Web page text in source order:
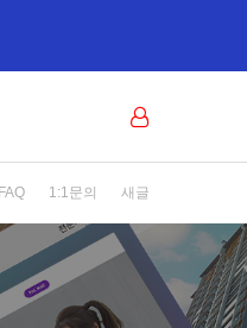
로그인
FAQ 1:1문의 새글